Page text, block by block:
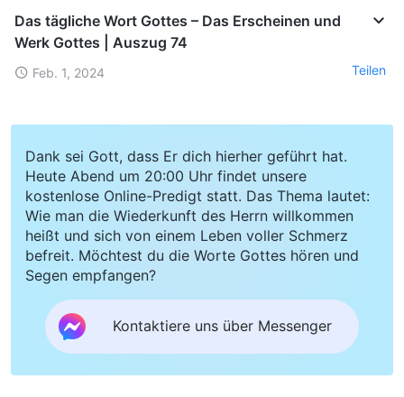
Das tägliche Wort Gottes – Das Erscheinen und
Werk Gottes | Auszug 74
Feb. 1, 2024 Teilen
Dank sei Gott, dass Er dich hierher geführt hat.
Heute Abend um 20:00 Uhr findet unsere
kostenlose Online-Predigt statt. Das Thema lautet:
Wie man die Wiederkunft des Herrn willkommen
heißt und sich von einem Leben voller Schmerz
befreit. Möchtest du die Worte Gottes hören und
Segen empfangen?
Kontaktiere uns über Messenger